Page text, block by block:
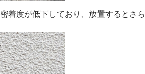
着度が低下しており、放置するとさら